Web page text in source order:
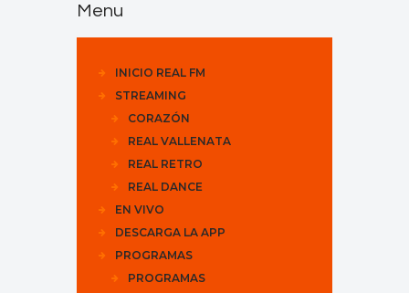
Menu
INICIO REAL FM
STREAMING
CORAZÓN
REAL VALLENATA
REAL RETRO
REAL DANCE
EN VIVO
DESCARGA LA APP
PROGRAMAS
PROGRAMAS